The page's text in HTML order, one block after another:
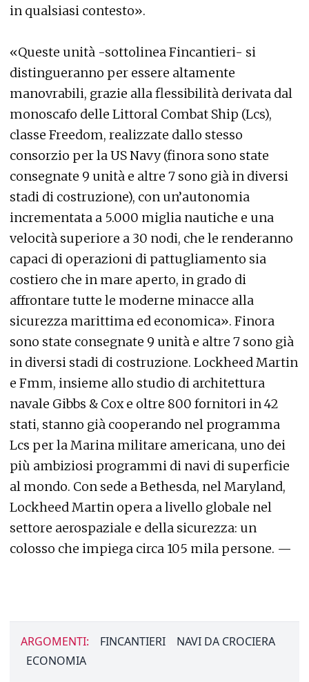
in qualsiasi contesto».
«Queste unità -sottolinea Fincantieri- si
distingueranno per essere altamente
manovrabili, grazie alla flessibilità derivata dal
monoscafo delle Littoral Combat Ship (Lcs),
classe Freedom, realizzate dallo stesso
consorzio per la US Navy (finora sono state
consegnate 9 unità e altre 7 sono già in diversi
stadi di costruzione), con un’autonomia
incrementata a 5.000 miglia nautiche e una
velocità superiore a 30 nodi, che le renderanno
capaci di operazioni di pattugliamento sia
costiero che in mare aperto, in grado di
affrontare tutte le moderne minacce alla
sicurezza marittima ed economica». Finora
sono state consegnate 9 unità e altre 7 sono già
in diversi stadi di costruzione. Lockheed Martin
e Fmm, insieme allo studio di architettura
navale Gibbs & Cox e oltre 800 fornitori in 42
stati, stanno già cooperando nel programma
Lcs per la Marina militare americana, uno dei
più ambiziosi programmi di navi di superficie
al mondo. Con sede a Bethesda, nel Maryland,
Lockheed Martin opera a livello globale nel
settore aerospaziale e della sicurezza: un
colosso che impiega circa 105 mila persone. —
ARGOMENTI: FINCANTIERI
NAVI DA CROCIERA
ECONOMIA